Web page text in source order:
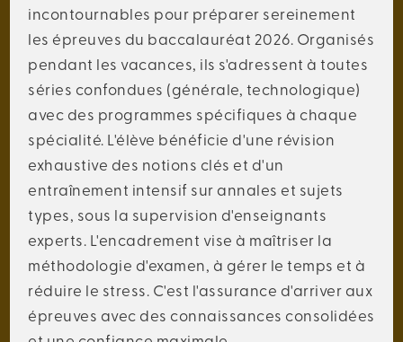
incontournables pour préparer sereinement
les épreuves du baccalauréat 2026. Organisés
pendant les vacances, ils s'adressent à toutes
séries confondues (générale, technologique)
avec des programmes spécifiques à chaque
spécialité. L'élève bénéficie d'une révision
exhaustive des notions clés et d'un
entraînement intensif sur annales et sujets
types, sous la supervision d'enseignants
experts. L'encadrement vise à maîtriser la
méthodologie d'examen, à gérer le temps et à
réduire le stress. C'est l'assurance d'arriver aux
épreuves avec des connaissances consolidées